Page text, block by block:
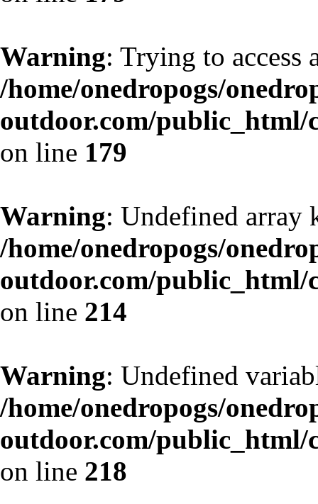
Warning: Trying to access
/home/onedropogs/
outdoor.com/public_html/
on line 179
Warning: Undefined array
/home/onedropogs/
outdoor.com/public_html/
on line 214
Warning: Undefined
/home/onedropogs/
outdoor.com/public_html/
on line 218